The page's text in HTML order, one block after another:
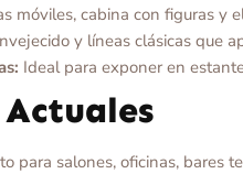
móviles, cabina con figuras y
y líneas clásicas que
Ideal para exponer en
Actuales
para salones, oficinas, bares